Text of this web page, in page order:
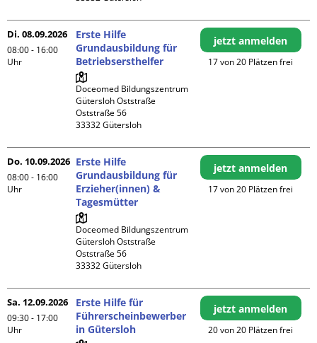
Di. 08.09.2026
08:00 - 16:00
Uhr
Erste Hilfe
Grundausbildung für
Betriebsersthelfer
Doceomed Bildungszentrum
Gütersloh Oststraße
Oststraße 56
jetzt anmelden
17 von 20 Plätzen frei
Do. 10.09.2026
08:00 - 16:00
Uhr
Erste Hilfe
Grundausbildung für
Erzieher(innen) &
Tagesmütter
Doceomed Bildungszentrum
Gütersloh Oststraße
Oststraße 56
jetzt anmelden
17 von 20 Plätzen frei
Sa. 12.09.2026
09:30 - 17:00
Uhr
Erste Hilfe für
Führerscheinbewerber
in Gütersloh
jetzt anmelden
20 von 20 Plätzen frei